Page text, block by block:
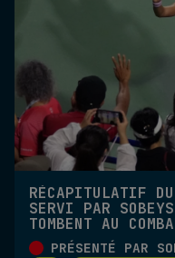
RÉCAPITULATIF
SERVI PAR
TOMBENT AU
PRÉSENTÉ PAR